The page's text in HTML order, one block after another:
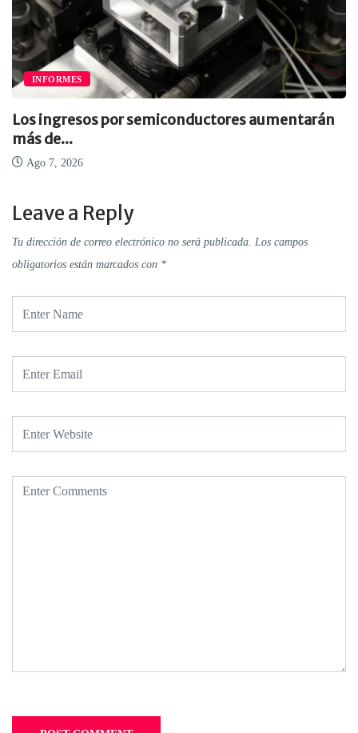
INFORMES
Los ingresos por semiconductores aumentarán
más de...
Ago 7, 2026
Leave a Reply
Tu dirección de correo electrónico no será publicada. Los campos
obligatorios están marcados con *